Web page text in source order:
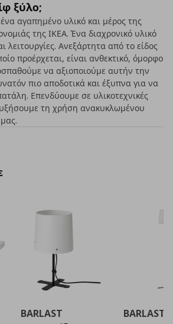
ξύλο;
αγαπημένο υλικό και μέρος της
της ΙΚΕΑ. Ένα διαχρονικό υλικό
λειτουργίες. Ανεξάρτητα από το είδος
προέρχεται, είναι ανθεκτικό, όμορφο
να αξιοποιούμε αυτήν την
πιο αποδοτικά και έξυπνα για να
Επενδύουμε σε υλικοτεχνικές
τη χρήση ανακυκλωμένου
BARLAST
BARLAST